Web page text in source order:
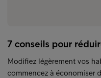
7 conseils pour
Modifiez légèrement vos
commencez à économiser